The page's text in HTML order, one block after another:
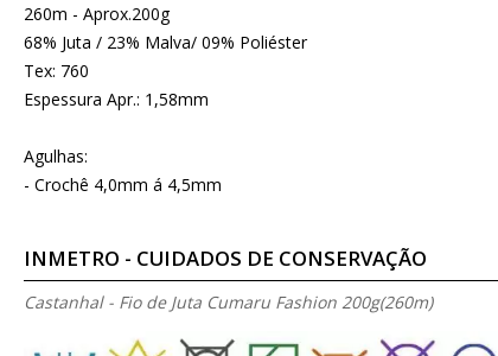
260m - Aprox.200g
68% Juta / 23% Malva/ 09% Poliéster
Tex: 760
Espessura Apr.: 1,58mm
Agulhas:
- Crochê 4,0mm á 4,5mm
INMETRO - CUIDADOS DE CONSERVAÇÃO
Castanhal - Fio de Juta Cumaru Fashion 200g(260m)